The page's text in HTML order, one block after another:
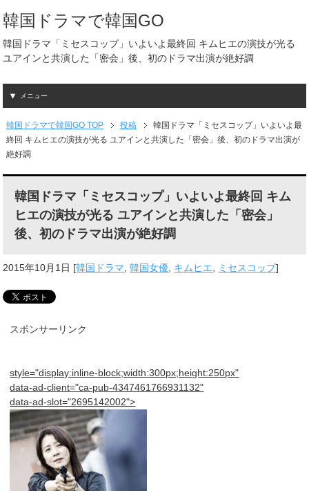
韓国ドラマで韓国GO
韓国ドラマ「ミセスコップ」いよいよ最終回 キムヒエの演技が光る
ユアインと共演した「密会」後、初のドラマ出演が絶好調
メニュー
韓国ドラマで韓国GO TOP 投稿
韓国ドラマ「ミセスコップ」いよいよ最
終回 キムヒエの演技が光る ユアインと共演した「密会」後、初のドラマ出演が
絶好調
韓国ドラマ「ミセスコップ」いよいよ最終回 キム
ヒエの演技が光る ユアインと共演した「密会」
後、初のドラマ出演が絶好調
2015年10月1日 [韓国ドラマ,韓国女優, キムヒエ, ミセスコップ]
スポンサーリンク
style="display:inline-block;width:300px;height:250px"
data-ad-client="ca-pub-4347461766931132"
data-ad-slot="2695142002">